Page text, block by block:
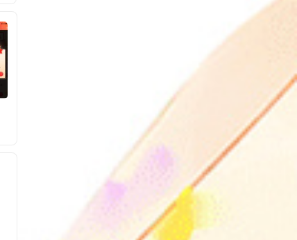
腾讯王卡六周年开宝
箱抽会员
京东